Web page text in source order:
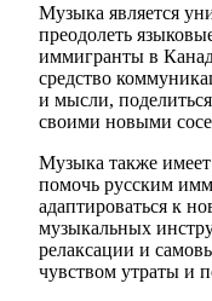
Музыка является
преодолеть
иммигранты в
средство
и мысли,
своими новыми
Музыка также имеет
помочь русским
адаптироваться к
музыкальных
релаксации и
чувством утраты и